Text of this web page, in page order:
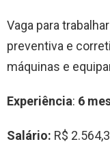
Vaga para
preventiva e
máquinas e
Experiência: 6
Salário: R$